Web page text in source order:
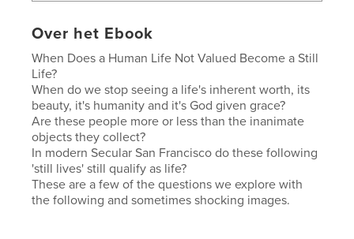
Over het Ebook
When Does a Human Life Not Valued Become a Still
Life?
When do we stop seeing a life's inherent worth, its
beauty, it's humanity and it's God given grace?
Are these people more or less than the inanimate
objects they collect?
In modern Secular San Francisco do these following
'still lives' still qualify as life?
These are a few of the questions we explore with
the following and sometimes shocking images.